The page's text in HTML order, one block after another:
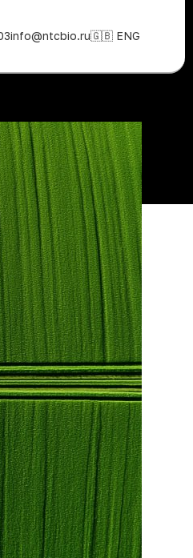
info@ntcbio.ru🇬🇧 ENG
поля 2026
No Comments
во
научно-
No Comments